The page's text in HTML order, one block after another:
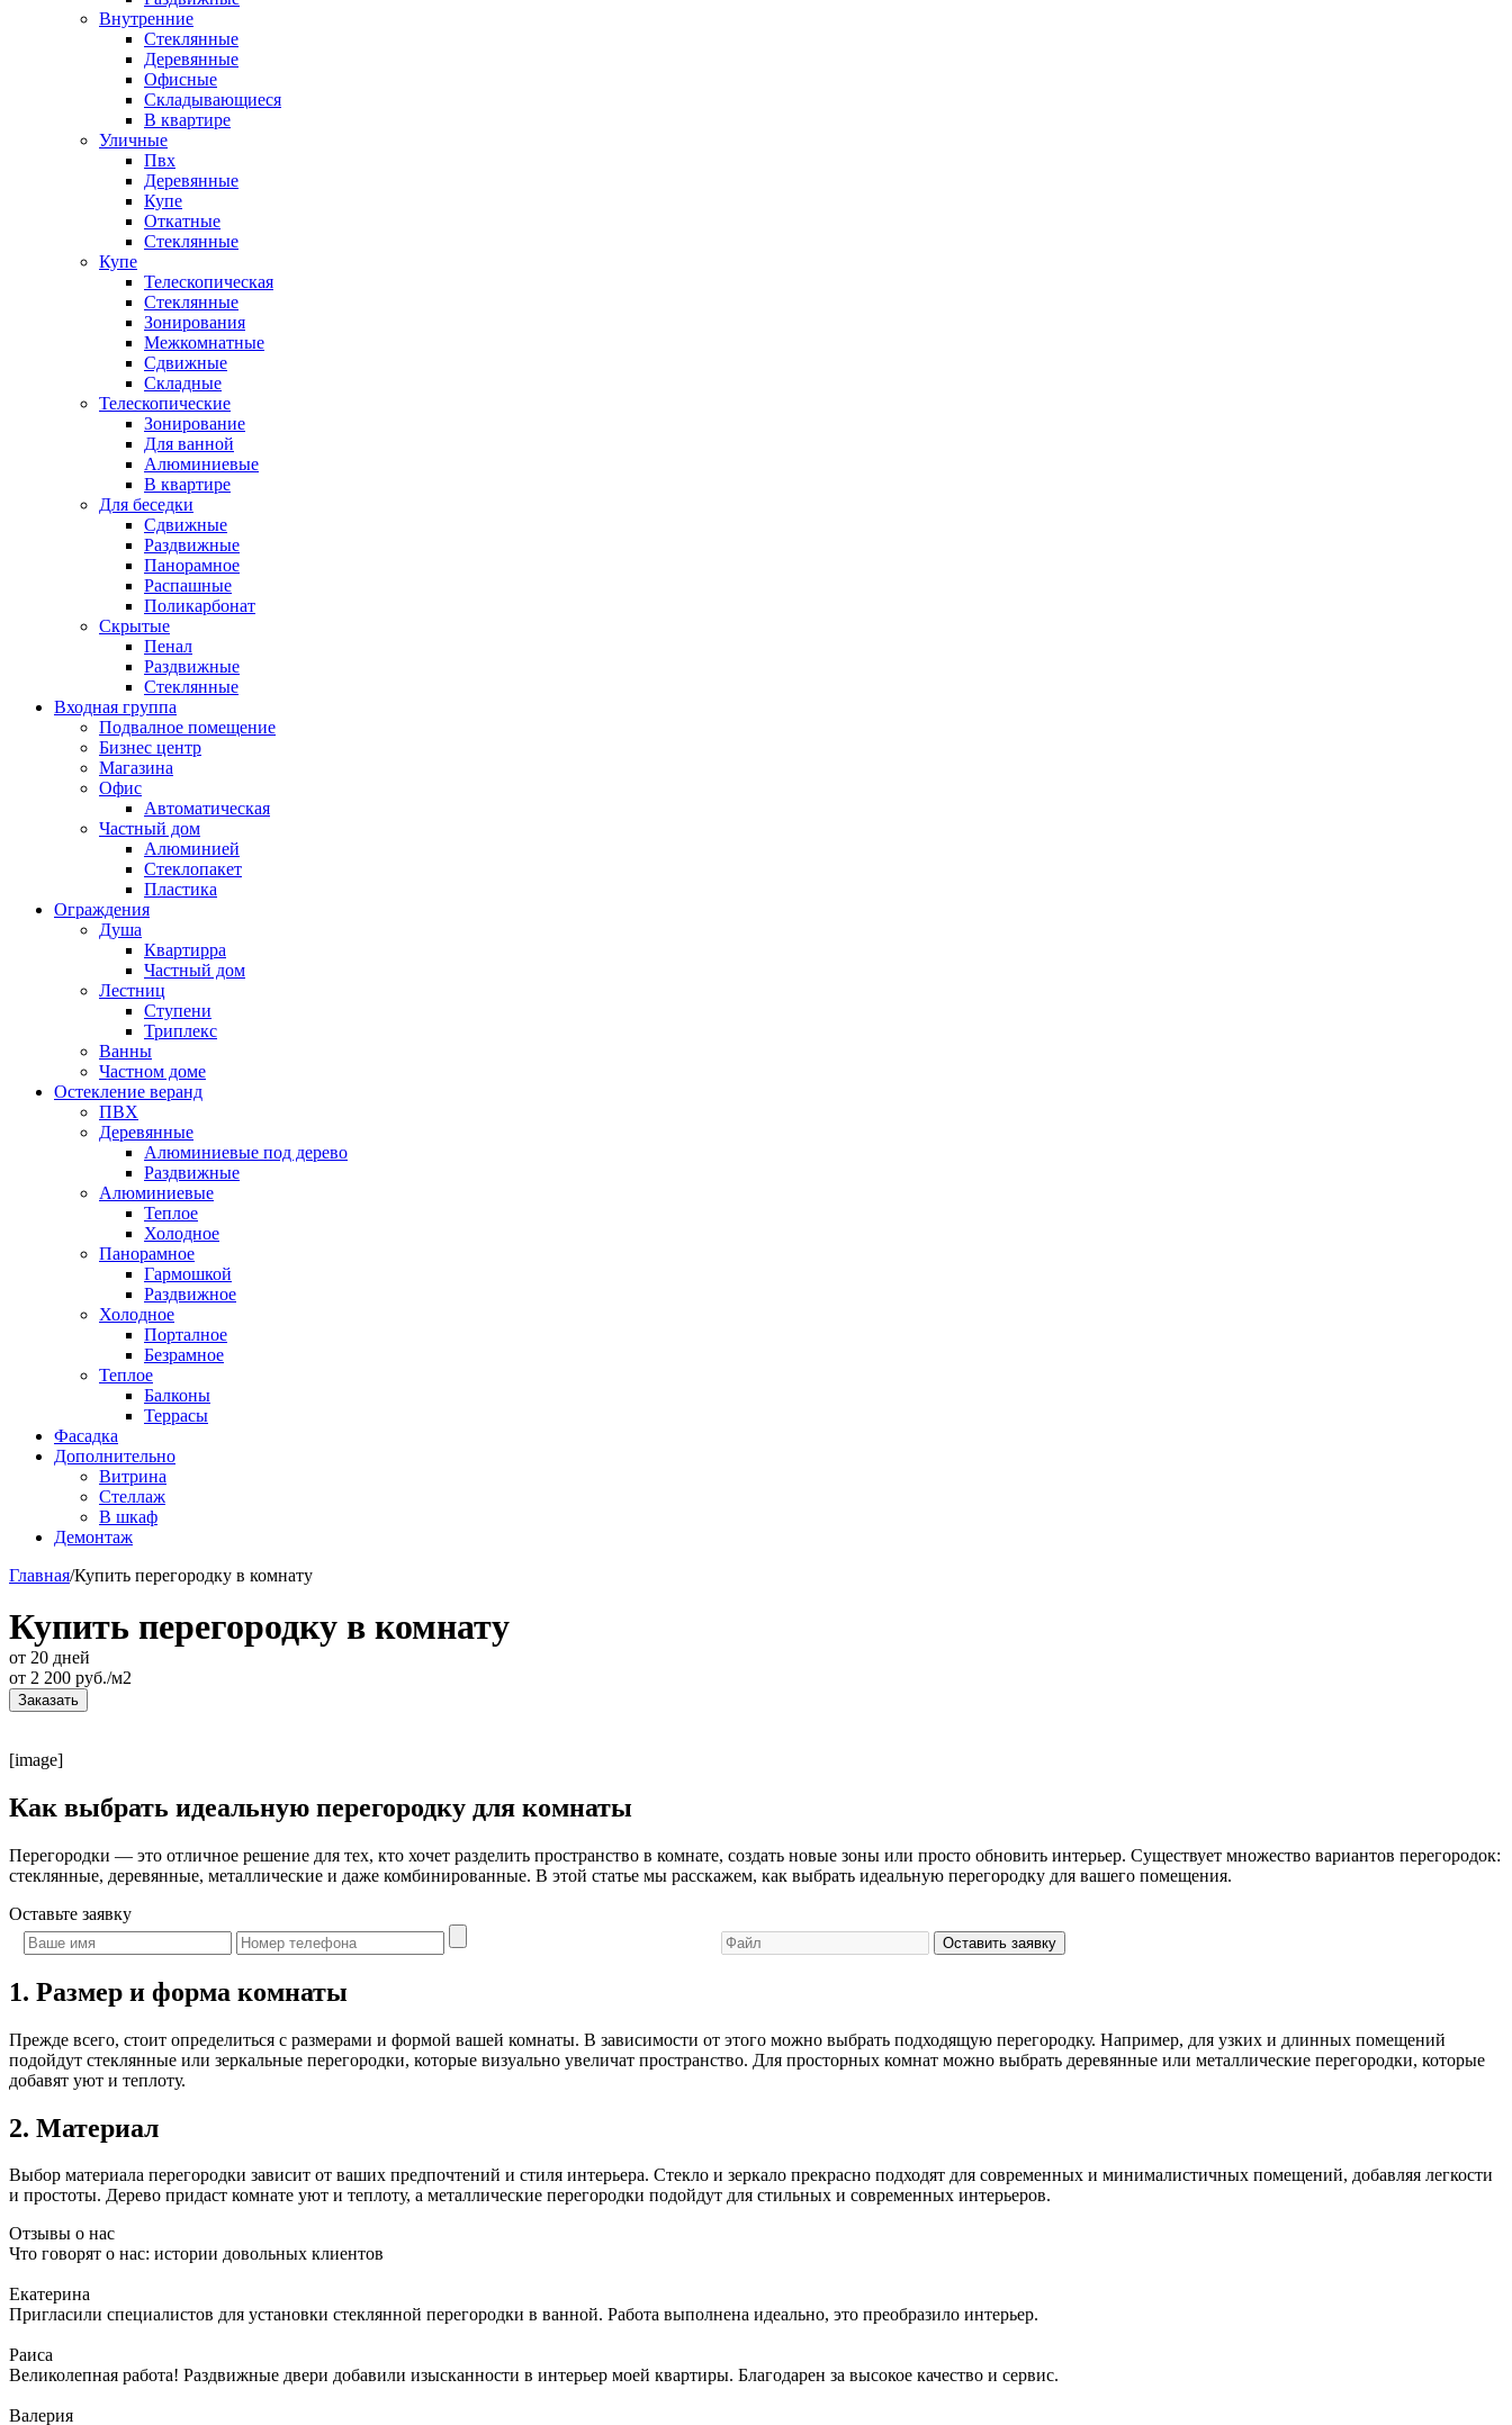
Внутренние
Стеклянные
Деревянные
Офисные
Складывающиеся
В квартире
Уличные
Пвх
Деревянные
Купе
Откатные
Стеклянные
Купе
Телескопическая
Стеклянные
Зонирования
Межкомнатные
Сдвижные
Складные
Телескопические
Зонирование
Для ванной
Алюминиевые
В квартире
Для беседки
Сдвижные
Раздвижные
Панорамное
Распашные
Поликарбонат
Скрытые
Пенал
Раздвижные
Стеклянные
Входная группа
Подвалное помещение
Бизнес центр
Магазина
Офис
Автоматическая
Частный дом
Алюминией
Стеклопакет
Пластика
Ограждения
Душа
Квартирра
Частный дом
Лестниц
Ступени
Триплекс
Ванны
Частном доме
Остекление веранд
ПВХ
Деревянные
Алюминиевые под дерево
Раздвижные
Алюминиевые
Теплое
Холодное
Панорамное
Гармошкой
Раздвижное
Холодное
Порталное
Безрамное
Теплое
Балконы
Террасы
Фасадка
Дополнительно
Витрина
Стеллаж
В шкаф
Демонтаж
Главная/Купить перегородку в комнату
Купить перегородку в комнату
от 20 дней
от 2 200 руб./м2
Заказать
[image]
Как выбрать идеальную перегородку для комнаты
Перегородки — это отличное решение для тех, кто хочет разделить пространство в комнате, создать новые зоны или просто обновить интерьер. Существует множество вариантов перегородок:
стеклянные, деревянные, металлические и даже комбинированные. В этой статье мы расскажем, как выбрать идеальную перегородку для вашего помещения.
Оставьте заявку
Оставить заявку
1. Размер и форма комнаты
Прежде всего, стоит определиться с размерами и формой вашей комнаты. В зависимости от этого можно выбрать подходящую перегородку. Например, для узких и длинных помещений
подойдут стеклянные или зеркальные перегородки, которые визуально увеличат пространство. Для просторных комнат можно выбрать деревянные или металлические перегородки, которые
добавят уют и теплоту.
2. Материал
Выбор материала перегородки зависит от ваших предпочтений и стиля интерьера. Стекло и зеркало прекрасно подходят для современных и минималистичных помещений, добавляя легкости
и простоты. Дерево придаст комнате уют и теплоту, а металлические перегородки подойдут для стильных и современных интерьеров.
Отзывы о нас
Что говорят о нас: истории довольных клиентов
Екатерина
Пригласили специалистов для установки стеклянной перегородки в ванной. Работа выполнена идеально, это преобразило интерьер.
Раиса
Великолепная работа! Раздвижные двери добавили изысканности в интерьер моей квартиры. Благодарен за высокое качество и сервис.
Валерия